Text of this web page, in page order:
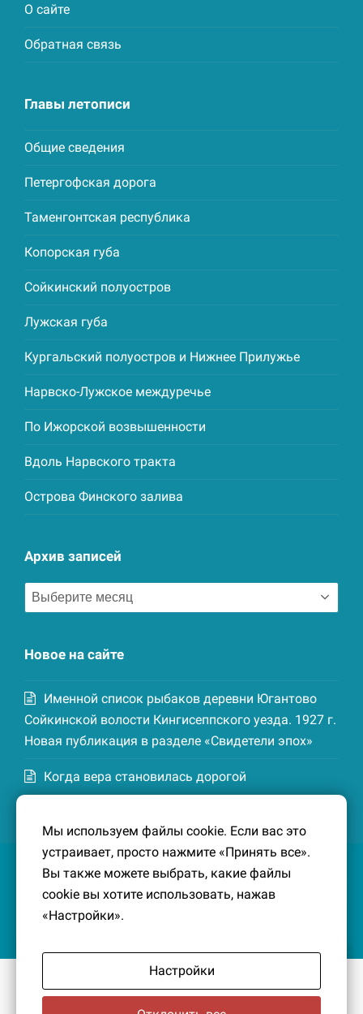
О сайте
Обратная связь
Главы летописи
Общие сведения
Петергофская дорога
Таменгонтская республика
Копорская губа
Сойкинский полуостров
Лужская губа
Кургальский полуостров и Нижнее Прилужье
Нарвско-Лужское междуречье
По Ижорской возвышенности
Вдоль Нарвского тракта
Острова Финского залива
Архив записей
Архив
записей
Новое на сайте
Именной список рыбаков деревни Югантово
Сойкинской волости Кингисеппского уезда. 1927 г.
Новая публикация в разделе «Свидетели эпох»
Когда вера становилась дорогой
Котельской волости Кингисеппского уезда. 1926-
27 гг. Новая публикация в разделе «Свидетели
эпох»
малой Родины, без которого трудно представить себе
Мы используем файлы cookie. Если вас это
устраивает, просто нажмите «Принять все».
Вы также можете выбрать, какие файлы
cookie вы хотите использовать, нажав
«Настройки».
Настройки